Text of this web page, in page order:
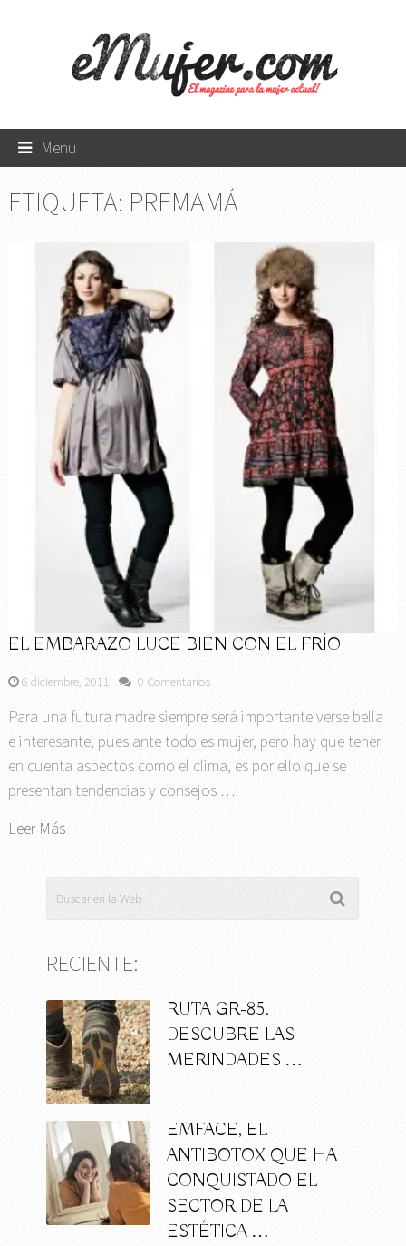
Menu
ETIQUETA: PREMAMÁ
EL EMBARAZO LUCE BIEN CON EL FRÍO
6 diciembre, 2011 0 Comentarios
Para una futura madre siempre será importante verse bella
e interesante, pues ante todo es mujer, pero hay que tener
en cuenta aspectos como el clima, es por ello que se
presentan tendencias y consejos …
Leer Más
RECIENTE:
RUTA GR-85.
DESCUBRE LAS
MERINDADES …
EMFACE, EL
ANTIBOTOX QUE HA
CONQUISTADO EL
SECTOR DE LA
ESTÉTICA …